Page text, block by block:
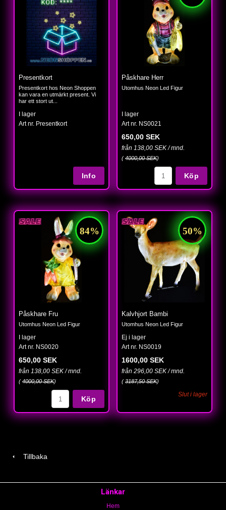
Presentkort
Presentkort hos Neon Shoppen
kan vara en utmärkt present. Vi
har ett stort ut...
I lager
Art nr. Presentkort
Påskhare Herr
Utomhus Neon Led Figur
I lager
Art nr. NS0021
650,00 SEK
från 138,00 SEK / mnd.
(4000,00 SEK)
Köp
Påskhare Fru
Utomhus Neon Led Figur
I lager
Art nr. NS0020
650,00 SEK
från 138,00 SEK / mnd.
(4000,00 SEK)
Köp
Kalvhjort Bambi
Utomhus Neon Led Figur
Ej i lager
Art nr. NS0019
1600,00 SEK
från 296,00 SEK / mnd.
(3187,50 SEK)
Slut i lager
Tillbaka
Länkar
Hem